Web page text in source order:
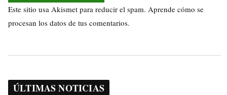
Este sitio usa Akismet para reducir el spam. Aprende cómo se
procesan los datos de tus comentarios.
ÚLTIMAS NOTICIAS